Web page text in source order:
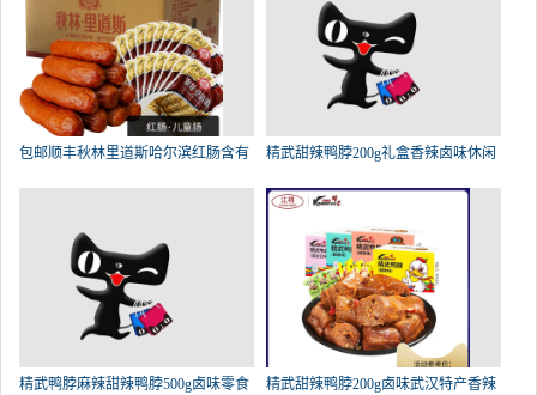
包邮顺丰秋林里道斯哈尔滨红肠含有 精武甜辣鸭脖200g礼盒香辣卤味休闲
精武鸭脖麻辣甜辣鸭脖500g卤味零食 精武甜辣鸭脖200g卤味武汉特产香辣